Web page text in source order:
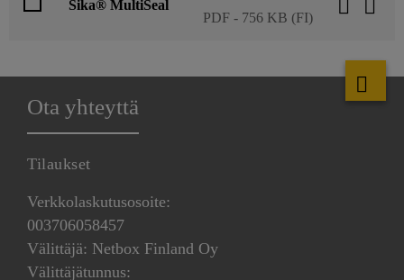
Sika® MultiSeal
PDF - 756 KB (FI)
Ota yhteyttä
Tilaukset
Verkkolaskutusosoite:
003706058457
Välittäjä: Netbox Finland Oy
Välittäjätunnus: